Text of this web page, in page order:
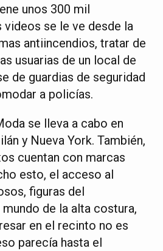
unos 300 mil
videos se le ve desde la
antiincendios, tratar de
usuarias de un local de
de guardias de seguridad
a policías.
se lleva a cabo en
y Nueva York. También,
cuentan con marcas
esto, el acceso al
figuras del
de la alta costura,
en el recinto no es
parecía hasta el